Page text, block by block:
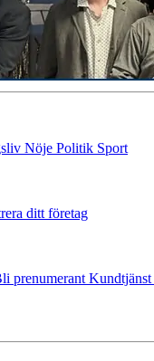
Nöje Politik Sport
ditt företag
prenumerant Kundtjänst